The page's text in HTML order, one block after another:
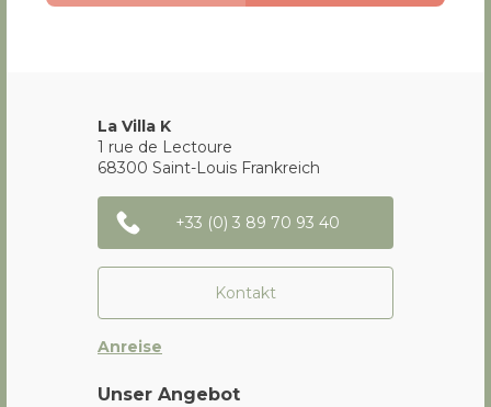
La Villa K
1 rue de Lectoure
68300 Saint-Louis Frankreich
+33 (0) 3 89 70 93 40
Kontakt
Anreise
Unser Angebot